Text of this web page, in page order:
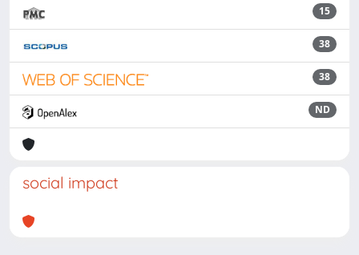
15
38
38
ND
social impact